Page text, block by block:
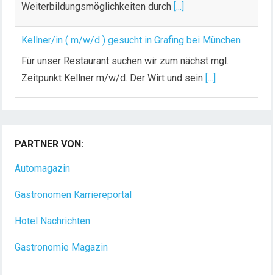
Weiterbildungsmöglichkeiten durch [...]
Kellner/in ( m/w/d ) gesucht in Grafing bei München
Für unser Restaurant suchen wir zum nächst mgl.
Zeitpunkt Kellner m/w/d. Der Wirt und sein [...]
Dein Arbeitsplatz mit Urlaubsfeeling Chef de Rang
(m/w/d) Du bist Gastgeber aus Leidenschaft und
PARTNER VON:
Automagazin
Gastronomen Karriereportal
Hotel Nachrichten
Gastronomie Magazin